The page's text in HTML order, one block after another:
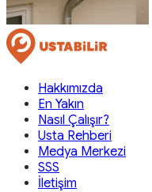
Hakkımızda
En Yakın
Nasıl Çalışır?
Usta Rehberi
Medya Merkezi
SSS
İletişim